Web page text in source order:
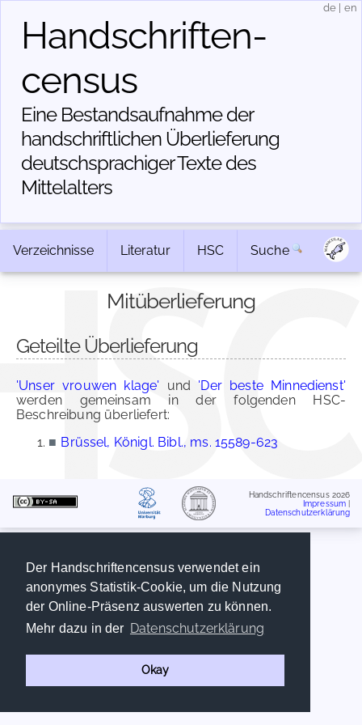
Der Handschriftencensus verwendet ein
anonymes Statistik-Cookie, um die Nutzung
der Online-Präsenz auswerten zu können.
Mehr dazu in der Datenschutzerklärung
Okay
Handschriften­
census
Eine Bestandsaufnahme der
handschriftlichen Über­lieferung
deutschsprachiger Texte des
Mittelalters
de en
Verzeichnisse Literatur HSC Suche
Mitüberlieferung
Geteilte Überlieferung
'Unser vrouwen klage' und 'Der beste Minnedienst'
werden gemeinsam in der folgenden HSC-
Beschreibung überliefert:
■ Brüssel, Königl. Bibl., ms. 15589-623
Handschriftencensus 2026
Impressum
Datenschutzerklärung